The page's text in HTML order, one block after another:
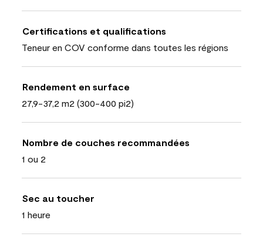
Certifications et qualifications
Teneur en COV conforme dans toutes les régions
Rendement en surface
27,9-37,2 m2 (300-400 pi2)
Nombre de couches recommandées
1 ou 2
Sec au toucher
1 heure